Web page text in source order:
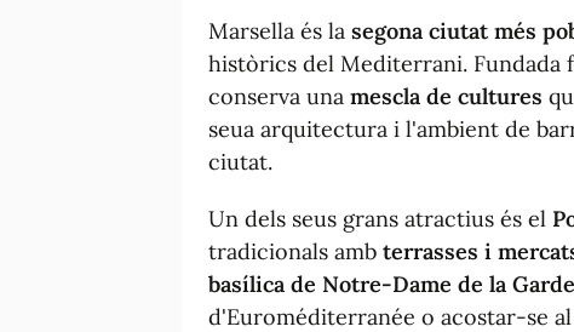
Marsella és la segona ciutat més
històrics del Mediterrani. Fundada
conserva una mescla de cultures
seua arquitectura i l'ambient de
ciutat.
Un dels seus grans atractius és el
tradicionals amb terrasses i
basílica de Notre-Dame de la Garde
d'Euroméditerranée o acostar-se